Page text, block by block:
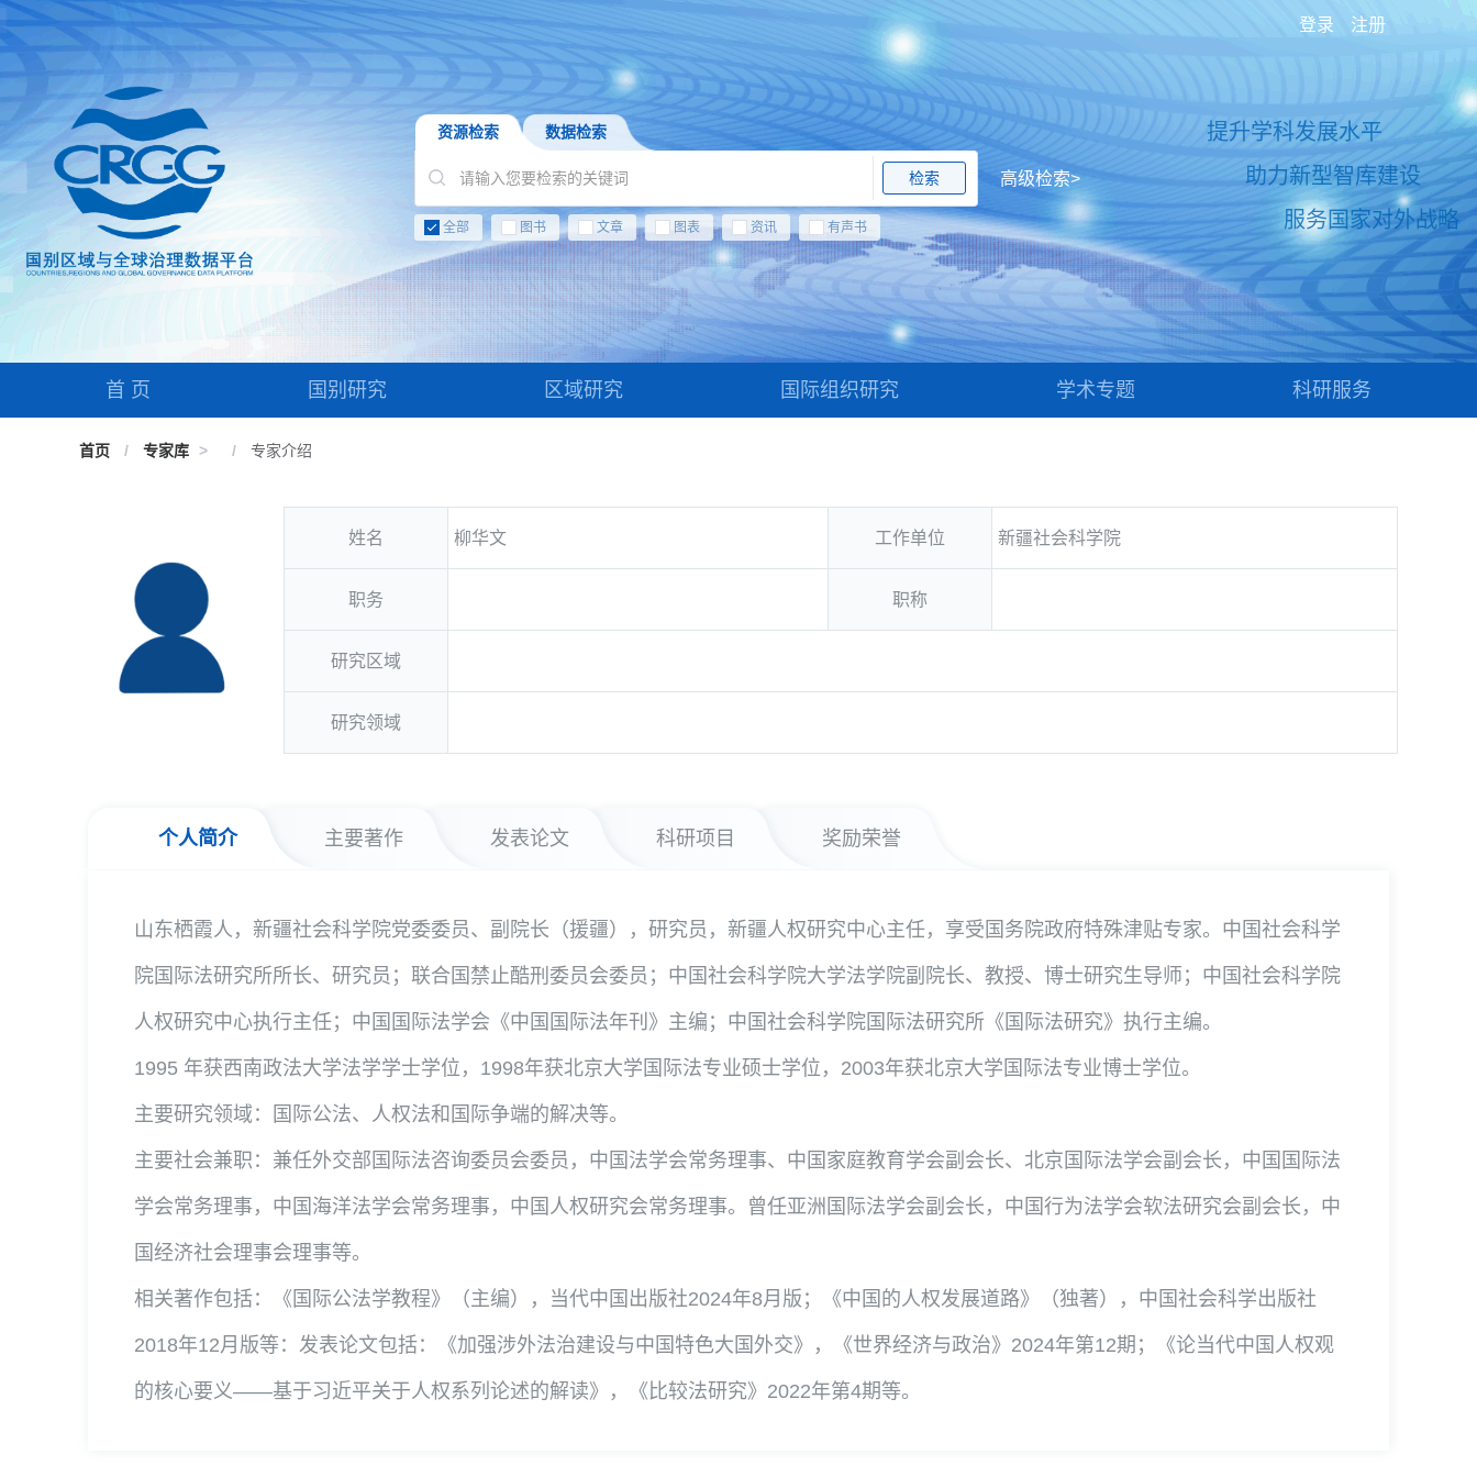
资源检索 数据检索
检索 高级检索>
全部 图书 文章 图表 资讯 有声书
提升学科发展水平
助力新型智库建设
服务国家对外战略
登录 注册
首 页 国别研究 区域研究 国际组织研究 学术专题 科研服务
首页 / 专家库 > / 专家介绍
姓名 柳华文 工作单位 新疆社会科学院
职务 职称
研究区域
研究领域
个人简介 主要著作 发表论文 科研项目 奖励荣誉
山东栖霞人，新疆社会科学院党委委员、副院长（援疆），研究员，新疆人权研究中心主任，享受国务院政府特殊津贴专家。中国社会科学
院国际法研究所所长、研究员；联合国禁止酷刑委员会委员；中国社会科学院大学法学院副院长、教授、博士研究生导师；中国社会科学院
人权研究中心执行主任；中国国际法学会《中国国际法年刊》主编；中国社会科学院国际法研究所《国际法研究》执行主编。
1995 年获西南政法大学法学学士学位，1998年获北京大学国际法专业硕士学位，2003年获北京大学国际法专业博士学位。
主要研究领域：国际公法、人权法和国际争端的解决等。
主要社会兼职：兼任外交部国际法咨询委员会委员，中国法学会常务理事、中国家庭教育学会副会长、北京国际法学会副会长，中国国际法
学会常务理事，中国海洋法学会常务理事，中国人权研究会常务理事。曾任亚洲国际法学会副会长，中国行为法学会软法研究会副会长，中
国经济社会理事会理事等。
相关著作包括：《国际公法学教程》（主编），当代中国出版社2024年8月版；《中国的人权发展道路》（独著），中国社会科学出版社
2018年12月版等：发表论文包括：《加强涉外法治建设与中国特色大国外交》，《世界经济与政治》2024年第12期；《论当代中国人权观
的核心要义——基于习近平关于人权系列论述的解读》，《比较法研究》2022年第4期等。